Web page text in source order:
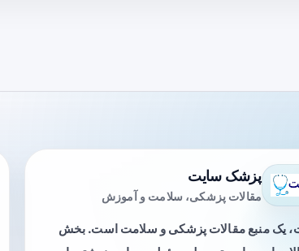
پزشک سایت
مقالات پزشکی، سلامت و آموزش
یک منبع مقالات پزشکی و سلامت است. بخش